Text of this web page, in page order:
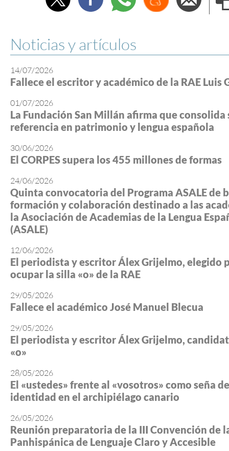
Noticias y artículos
14/07/2026
Fallece el escritor y académico de la RAE Luis
01/07/2026
La Fundación San Millán afirma que consolida
referencia en patrimonio y lengua española
30/06/2026
El CORPES supera los 455 millones de formas
24/06/2026
Quinta convocatoria del Programa ASALE de
formación y colaboración destinado a las
la Asociación de Academias de la Lengua
(ASALE)
12/06/2026
El periodista y escritor Álex Grijelmo, elegido
ocupar la silla «o» de la RAE
29/05/2026
Fallece el académico José Manuel Blecua
29/05/2026
El periodista y escritor Álex Grijelmo,
«o»
28/05/2026
El «ustedes» frente al «vosotros» como seña de
identidad en el archipiélago canario
26/05/2026
Reunión preparatoria de la III Convención de
Panhispánica de Lenguaje Claro y Accesible